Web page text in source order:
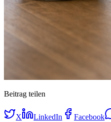
Beitrag teilen
X LinkedIn Facebook